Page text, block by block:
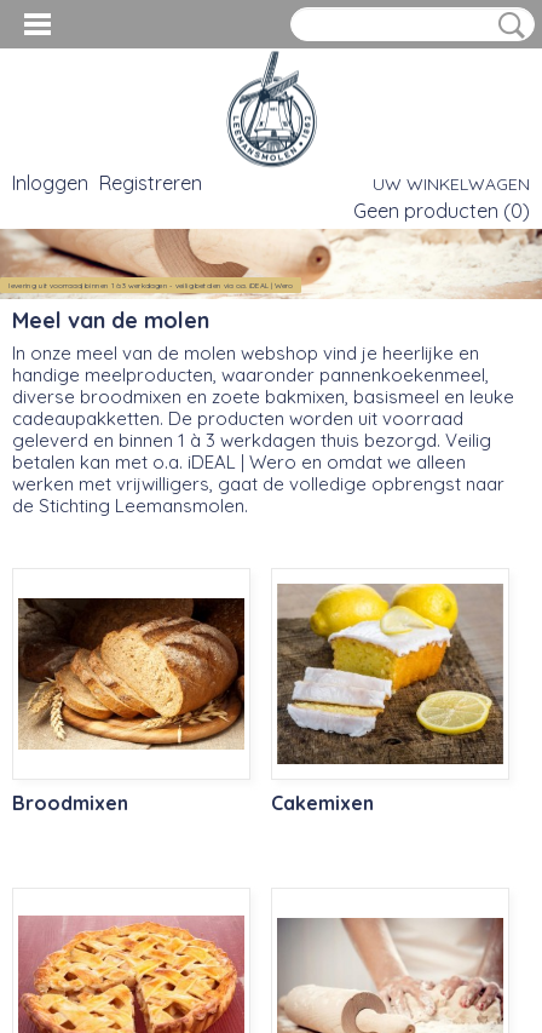
Inloggen Registreren UW WINKELWAGEN
Geen producten (0)
levering uit voorraad, binnen 1 à 3 werkdagen - veilig betalen via o.a. iDEAL | Wero
Meel van de molen
In onze meel van de molen webshop vind je heerlijke en
handige meelproducten, waaronder pannenkoekenmeel,
diverse broodmixen en zoete bakmixen, basismeel en leuke
cadeaupakketten. De producten worden uit voorraad
geleverd en binnen 1 à 3 werkdagen thuis bezorgd. Veilig
betalen kan met o.a. iDEAL | Wero en omdat we alleen
werken met vrijwilligers, gaat de volledige opbrengst naar
de Stichting Leemansmolen.
Broodmixen Cakemixen